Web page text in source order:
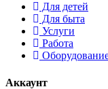
Для детей
Для быта
Услуги
Работа
Аккаунт